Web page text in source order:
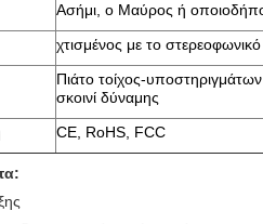
Ασήμι, ο Μαύρος ή
χτισμένος με το
Πιάτο τοίχος-
σκοινί δύναμης
CE, RoHS, FCC